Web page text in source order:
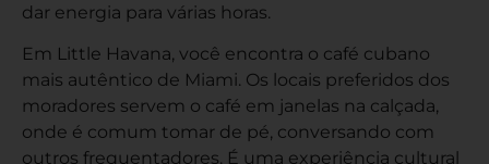
dar energia para várias horas.
Em Little Havana, você encontra o café cubano
mais autêntico de Miami. Os locais preferidos dos
moradores servem o café em janelas na calçada,
onde é comum tomar de pé, conversando com
outros frequentadores. É uma experiência cultural